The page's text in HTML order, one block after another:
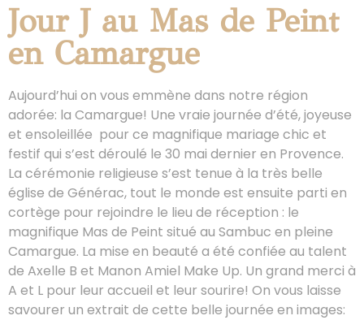
Jour J au Mas de Peint
en Camargue
Aujourd’hui on vous emmène dans notre région
adorée: la Camargue! Une vraie journée d’été, joyeuse
et ensoleillée pour ce magnifique mariage chic et
festif qui s’est déroulé le 30 mai dernier en Provence.
La cérémonie religieuse s’est tenue à la très belle
église de Générac, tout le monde est ensuite parti en
cortège pour rejoindre le lieu de réception : le
magnifique Mas de Peint situé au Sambuc en pleine
Camargue. La mise en beauté a été confiée au talent
de Axelle B et Manon Amiel Make Up. Un grand merci à
A et L pour leur accueil et leur sourire! On vous laisse
savourer un extrait de cette belle journée en images: